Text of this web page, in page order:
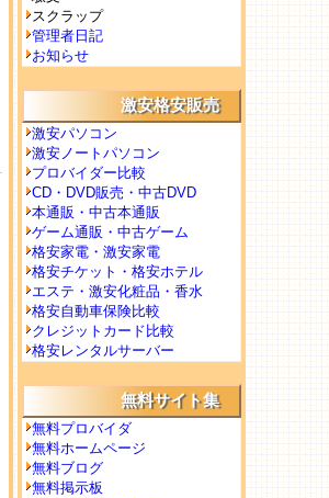
スクラップ
管理者日記
お知らせ
激安格安販売
激安パソコン
激安ノートパソコン
プロバイダー比較
CD・DVD販売・中古DVD
本通販・中古本通販
ゲーム通販・中古ゲーム
格安家電・激安家電
格安チケット・格安ホテル
エステ・激安化粧品・香水
格安自動車保険比較
クレジットカード比較
格安レンタルサーバー
無料サイト集
無料プロバイダ
無料ホームページ
無料ブログ
無料掲示板